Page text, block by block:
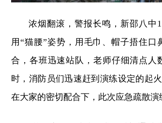
浓烟翻滚，警报长鸣，新邵八中
用“猫腰”姿势，用毛巾、帽子捂住
合，各班迅速站队，老师仔细清点
时，消防员们迅速赶到演练设定的起
在大家的密切配合下，此次应急疏散演